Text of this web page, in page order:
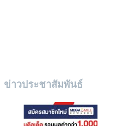
ข่าวประชาสัมพันธ์